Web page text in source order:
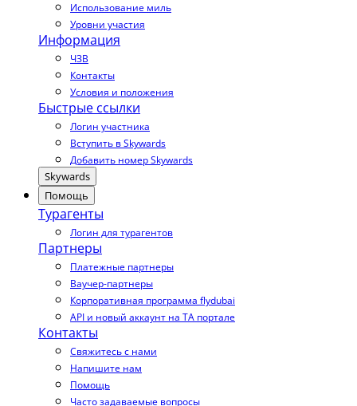
Использование миль
Уровни участия
Информация
ЧЗВ
Контакты
Условия и положения
Быстрые ссылки
Логин участника
Вступить в Skywards
Добавить номер Skywards
Skywards
Помощь
Турагенты
Логин для турагентов
Партнеры
Платежные партнеры
Ваучер-партнеры
Корпоративная программа flydubai
API и новый аккаунт на TA портале
Контакты
Свяжитесь с нами
Напишите нам
Помощь
Часто задаваемые вопросы